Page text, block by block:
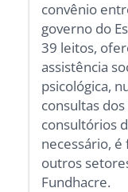
convênio
governo do
39 leitos,
assistência
psicológica,
consultas
consultórios
necessário,
outros
Fundhacre.